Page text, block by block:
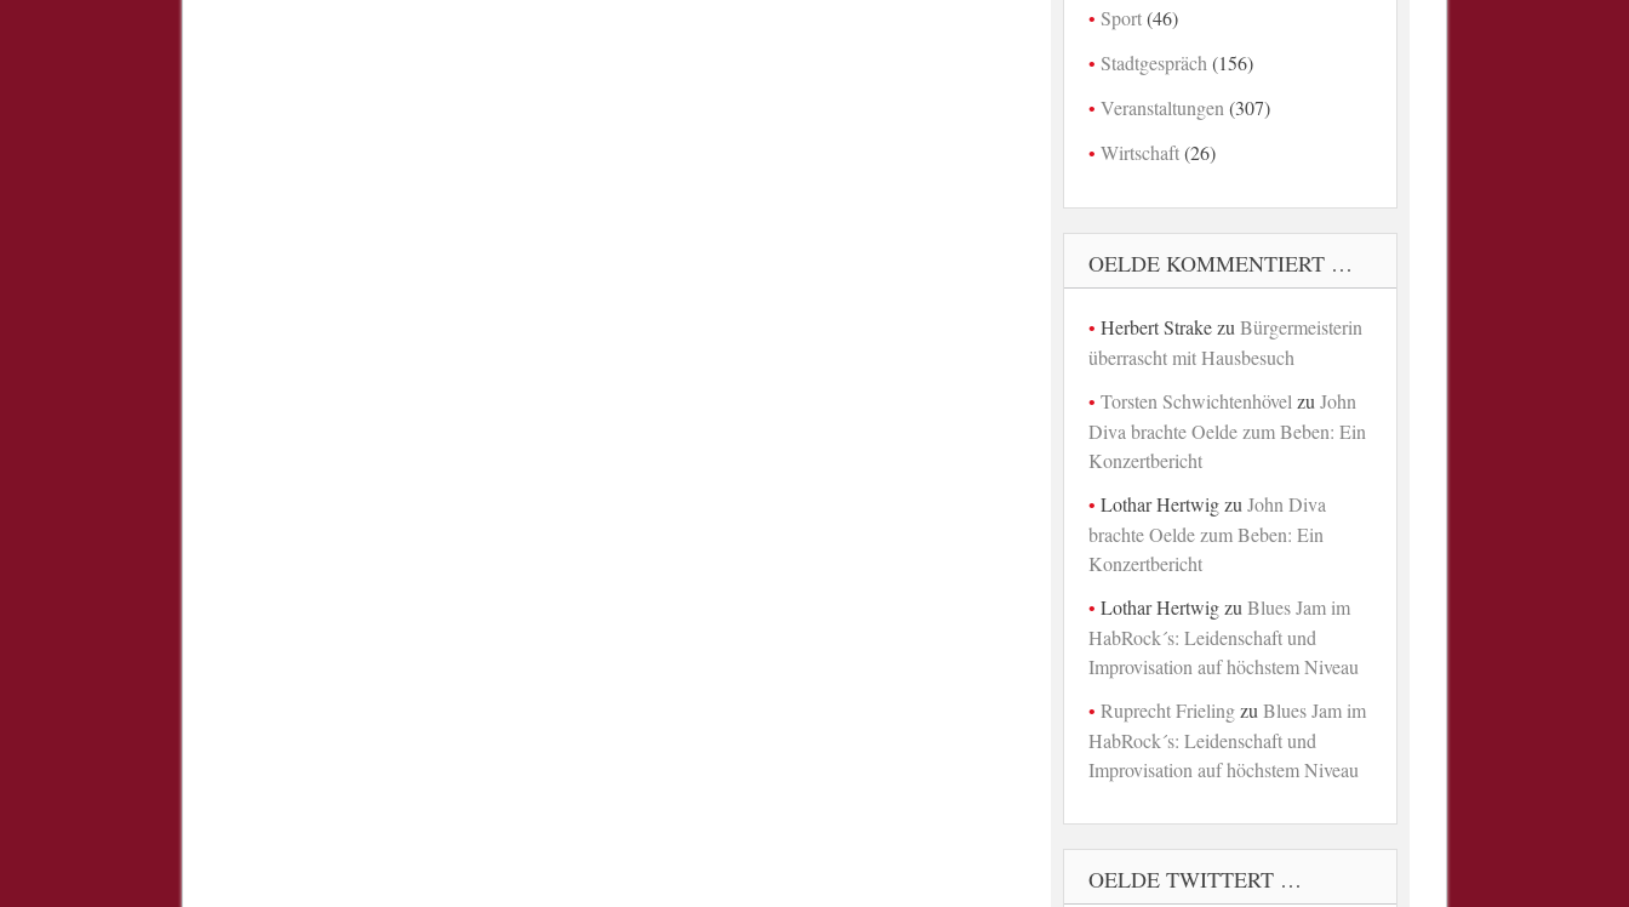
Sport(46)
Stadtgespräch (156)
Veranstaltungen (307)
Wirtschaft(26)
OELDE KOMMENTIERT …
Herbert Strakezu Bürgermeisterin
überrascht mit Hausbesuch
Torsten Schwichtenhövel zu John
Diva brachte Oelde zum Beben: Ein
Konzertbericht
Lothar Hertwigzu John Diva
brachte Oelde zum Beben: Ein
Konzertbericht
Lothar Hertwigzu Blues Jam im
HabRock´s: Leidenschaft und
Improvisation auf höchstem Niveau
Ruprecht Frielingzu Blues Jam im
HabRock´s: Leidenschaft und
Improvisation auf höchstem Niveau
OELDE TWITTERT …